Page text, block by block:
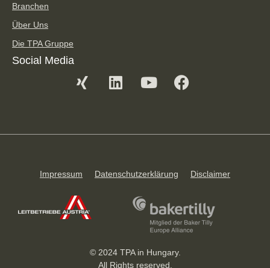
Branchen
Über Uns
Die TPA Gruppe
Social Media
Impressum Datenschutzerklärung Disclaimer
© 2024 TPA in Hungary.
All Rights reserved.